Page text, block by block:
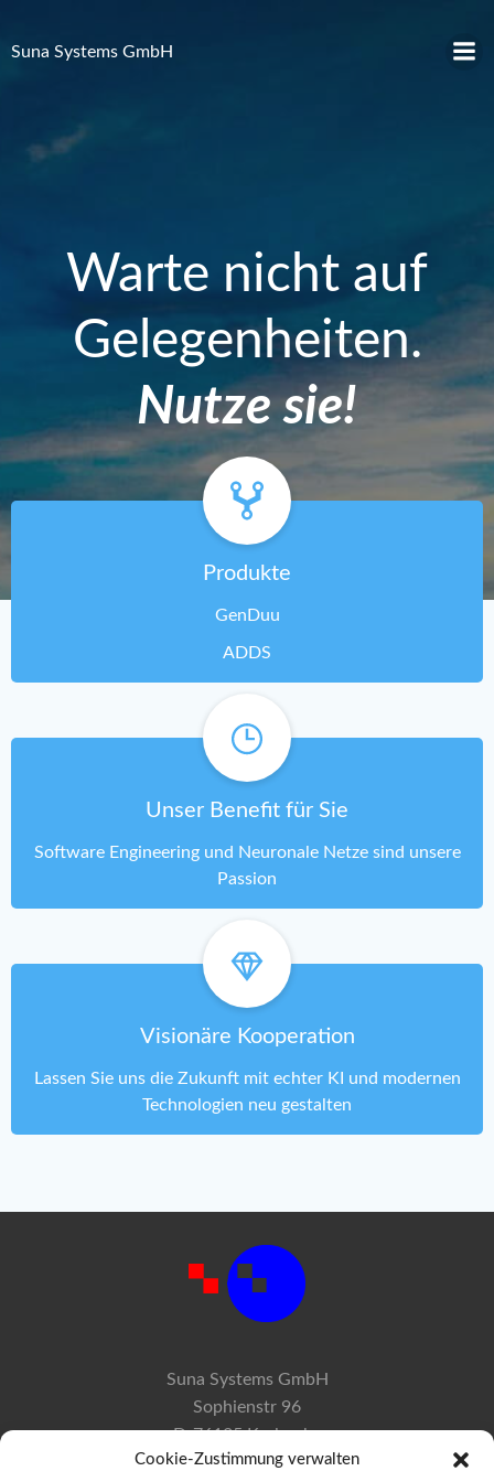
Cookie-Zustimmung verwalten
Suna Systems GmbH
Warte nicht auf
Gelegenheiten.
Nutze sie!
Produkte
GenDuu
ADDS
Unser Benefit für Sie
Software Engineering und Neuronale Netze sind unsere
Passion
Visionäre Kooperation
Lassen Sie uns die Zukunft mit echter KI und modernen
Technologien neu gestalten
Suna Systems GmbH
Sophienstr 96
D-76135 Karlsruhe